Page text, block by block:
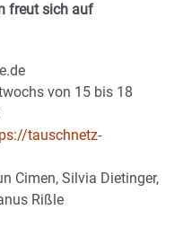
freut sich auf
von 15 bis 18
tauschnetz-
Cimen, Silvia Dietinger,
Rißle